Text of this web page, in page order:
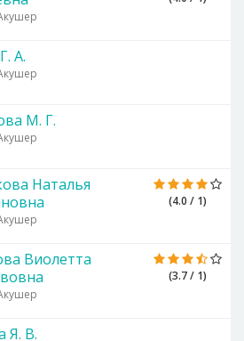
А.
М. Г.
(4.0 / 1)
Наталья
(3.7 / 1)
Виолетта
Я. В.